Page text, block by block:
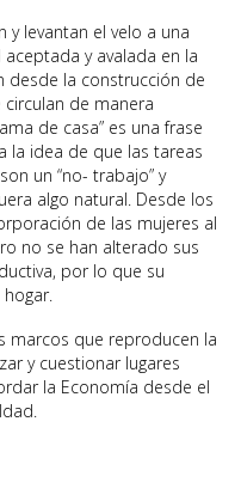
levantan el velo a una
y avalada en la
desde la construcción de
de manera
de casa” es una frase
la idea de que las tareas
un “no- trabajo” y
algo natural. Desde los
de las mujeres al
no se han alterado sus
por lo que su
marcos que reproducen la
y cuestionar lugares
la Economía desde el